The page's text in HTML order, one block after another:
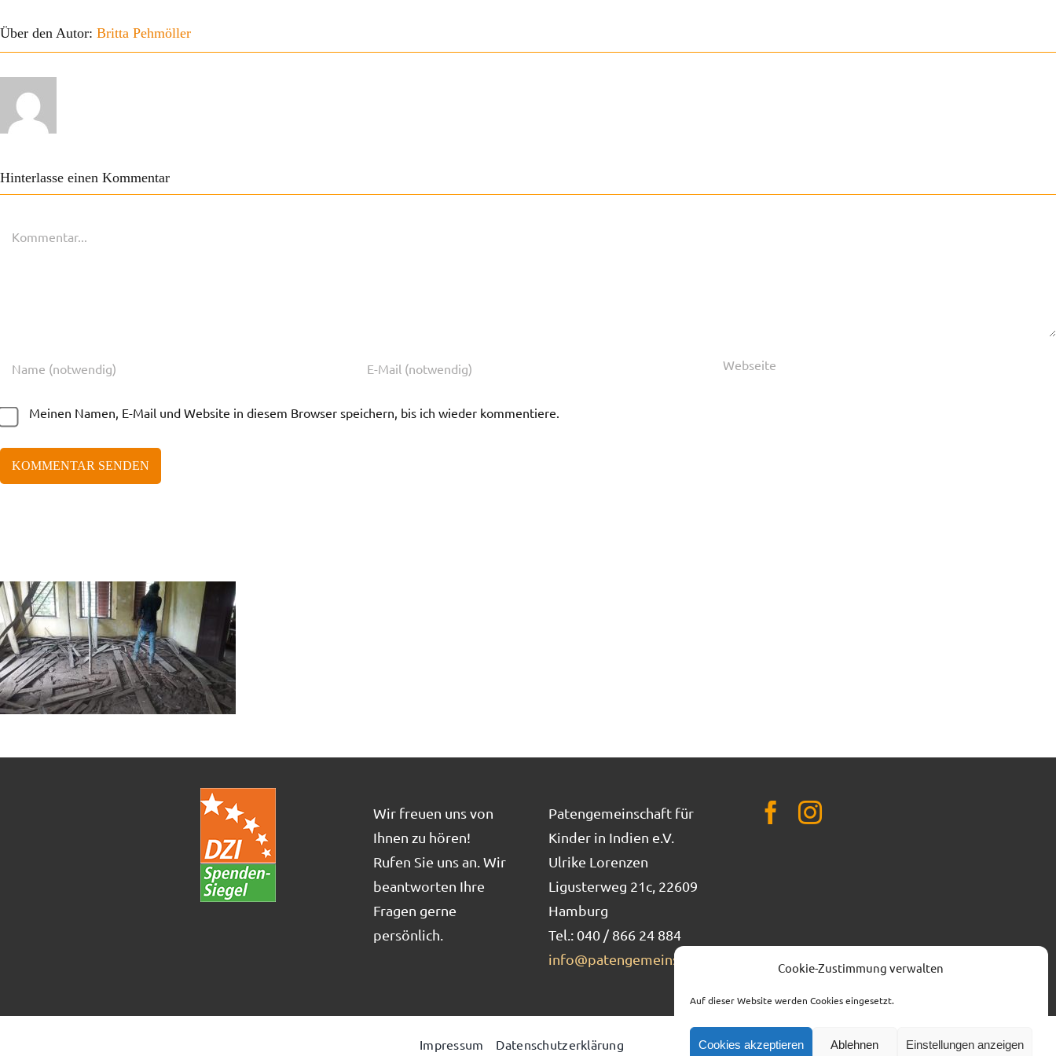
Cookie-Zustimmung verwalten
Auf dieser Website werden Cookies eingesetzt.
Cookies akzeptieren Ablehnen Einstellungen anzeigen
Über den Autor: Britta Pehmöller
Hinterlasse einen Kommentar
Meinen Namen, E-Mail und Website in diesem Browser speichern, bis ich wieder kommentiere.
Wir freuen uns von
Ihnen zu hören!
Rufen Sie uns an. Wir
beantworten Ihre
Fragen gerne
persönlich.
Patengemeinschaft für
Kinder in Indien e.V.
Ulrike Lorenzen
Ligusterweg 21c, 22609
Hamburg
Tel.: 040 / 866 24 884
info@patengemeinschaft.de
Impressum Datenschutzerklärung SPENDENKONTO